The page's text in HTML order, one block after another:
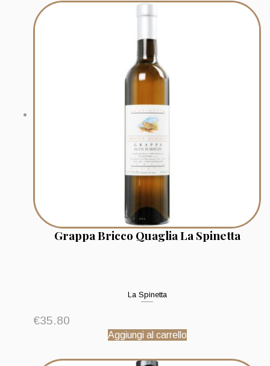
Grappa Bricco Quaglia La Spinetta
La Spinetta
€35.80
Aggiungi al carrello